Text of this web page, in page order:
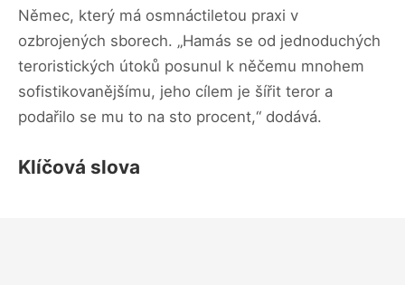
Němec, který má osmnáctiletou praxi v
ozbrojených sborech. „Hamás se od jednoduchých
teroristických útoků posunul k něčemu mnohem
sofistikovanějšímu, jeho cílem je šířit teror a
podařilo se mu to na sto procent,“ dodává.
Klíčová slova